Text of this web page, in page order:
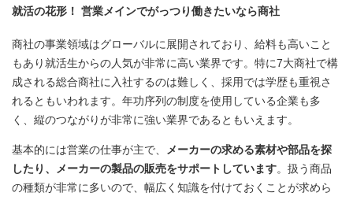
就活の花形！ 営業メインでがっつり働きたいなら商社
商社の事業領域はグローバルに展開されており、給料も高いこと
もあり就活生からの人気が非常に高い業界です。特に7大商社で構
成される総合商社に入社するのは難しく、採用では学歴も重視さ
れるともいわれます。年功序列の制度を使用している企業も多
く、縦のつながりが非常に強い業界であるともいえます。
基本的には営業の仕事が主で、
メーカーの求める素材や部品を探
したり、メーカーの製品の販売をサポートしています。扱う商品
の種類が非常に多いので、幅広く知識を付けておくことが求めら